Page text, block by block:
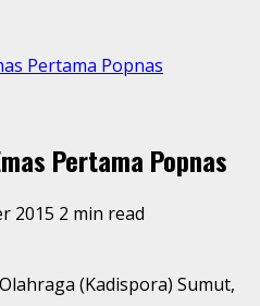
Pertama Popnas
Pertama Popnas
2015 2 min read
(Kadispora) Sumut,